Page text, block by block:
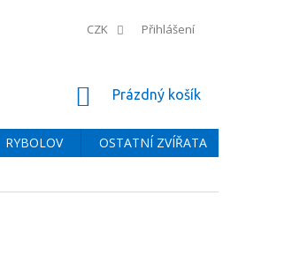
CZK Přihlášení
NÁKUPNÍ
Prázdný košík
RYBOLOV OSTATNÍ ZVÍŘATA